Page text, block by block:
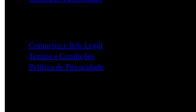
Contactos e Info Legal
Termos e Condições
Politica de Privacidade